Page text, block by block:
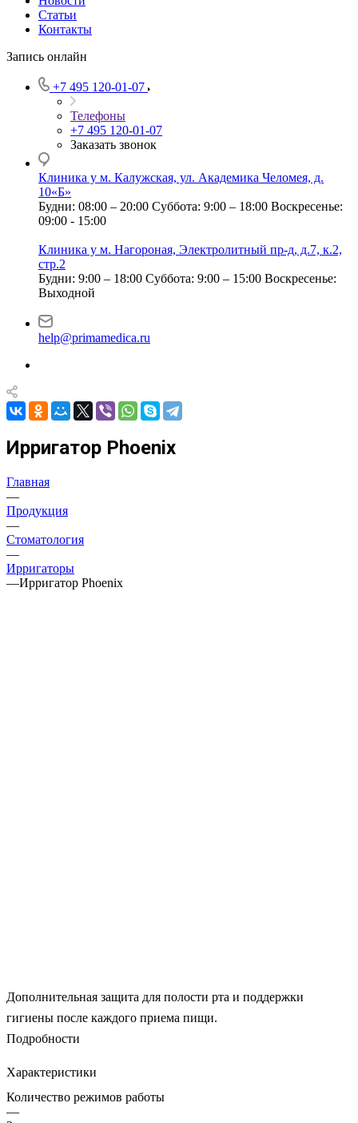
Статьи
Контакты
Запись онлайн
+7 495 120-01-07
Телефоны
+7 495 120-01-07
Заказать звонок
Клиника у м. Калужская, ул. Академика Челомея, д.
10«Б»
Будни: 08:00 – 20:00 Суббота: 9:00 – 18:00 Воскресенье:
09:00 - 15:00
Клиника у м. Нагороная, Электролитный пр-д, д.7, к.2,
стр.2
Будни: 9:00 – 18:00 Суббота: 9:00 – 15:00 Воскресенье:
Выходной
help@primamedica.ru
Ирригатор Phoenix
Главная
—
Продукция
—
Стоматология
—
Ирригаторы
—Ирригатор Phoenix
Дополнительная защита для полости рта и поддержки
гигиены после каждого приема пищи.
Подробности
Характеристики
Количество режимов работы
—